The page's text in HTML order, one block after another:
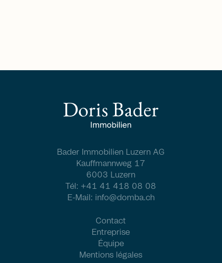
Bader Immobilien Luzern AG
Kauffmannweg 17
6003 Luzern
Tél: +41 41 418 08 08
E-Mail: info@domba.ch
Contact
Entreprise
Équipe
Mentions légales